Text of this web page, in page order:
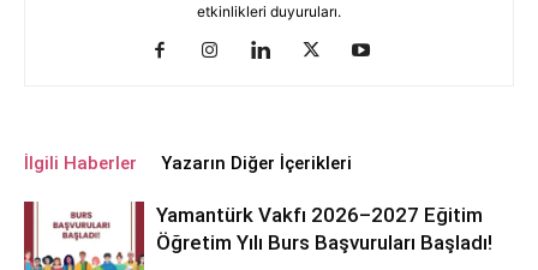
etkinlikleri duyuruları.
İlgili Haberler Yazarın Diğer İçerikleri
Yamantürk Vakfı 2026–2027 Eğitim
Öğretim Yılı Burs Başvuruları Başladı!